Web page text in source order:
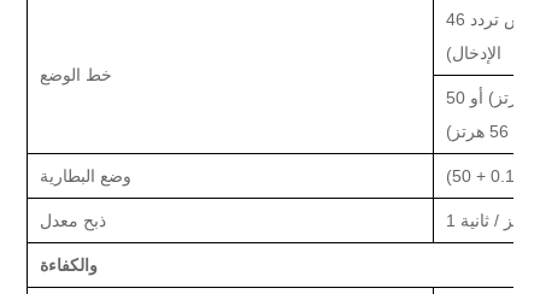
خط الوضع
46 هرتز ~ 54 هرتز / 56 هرتز ~ 64 هرتز (نفس تردد
الإدخال)
50 هرتز / 60 هرتز (تردد الخط>(54 هرتز / 64 هرتز) أو
وضع البطارية
ذبح معدل 1 هرتز / ثانية
و الكفاءة